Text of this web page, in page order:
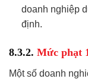
doanh nghiệp
định.
8.3.2. Mức phạt
Một số doanh